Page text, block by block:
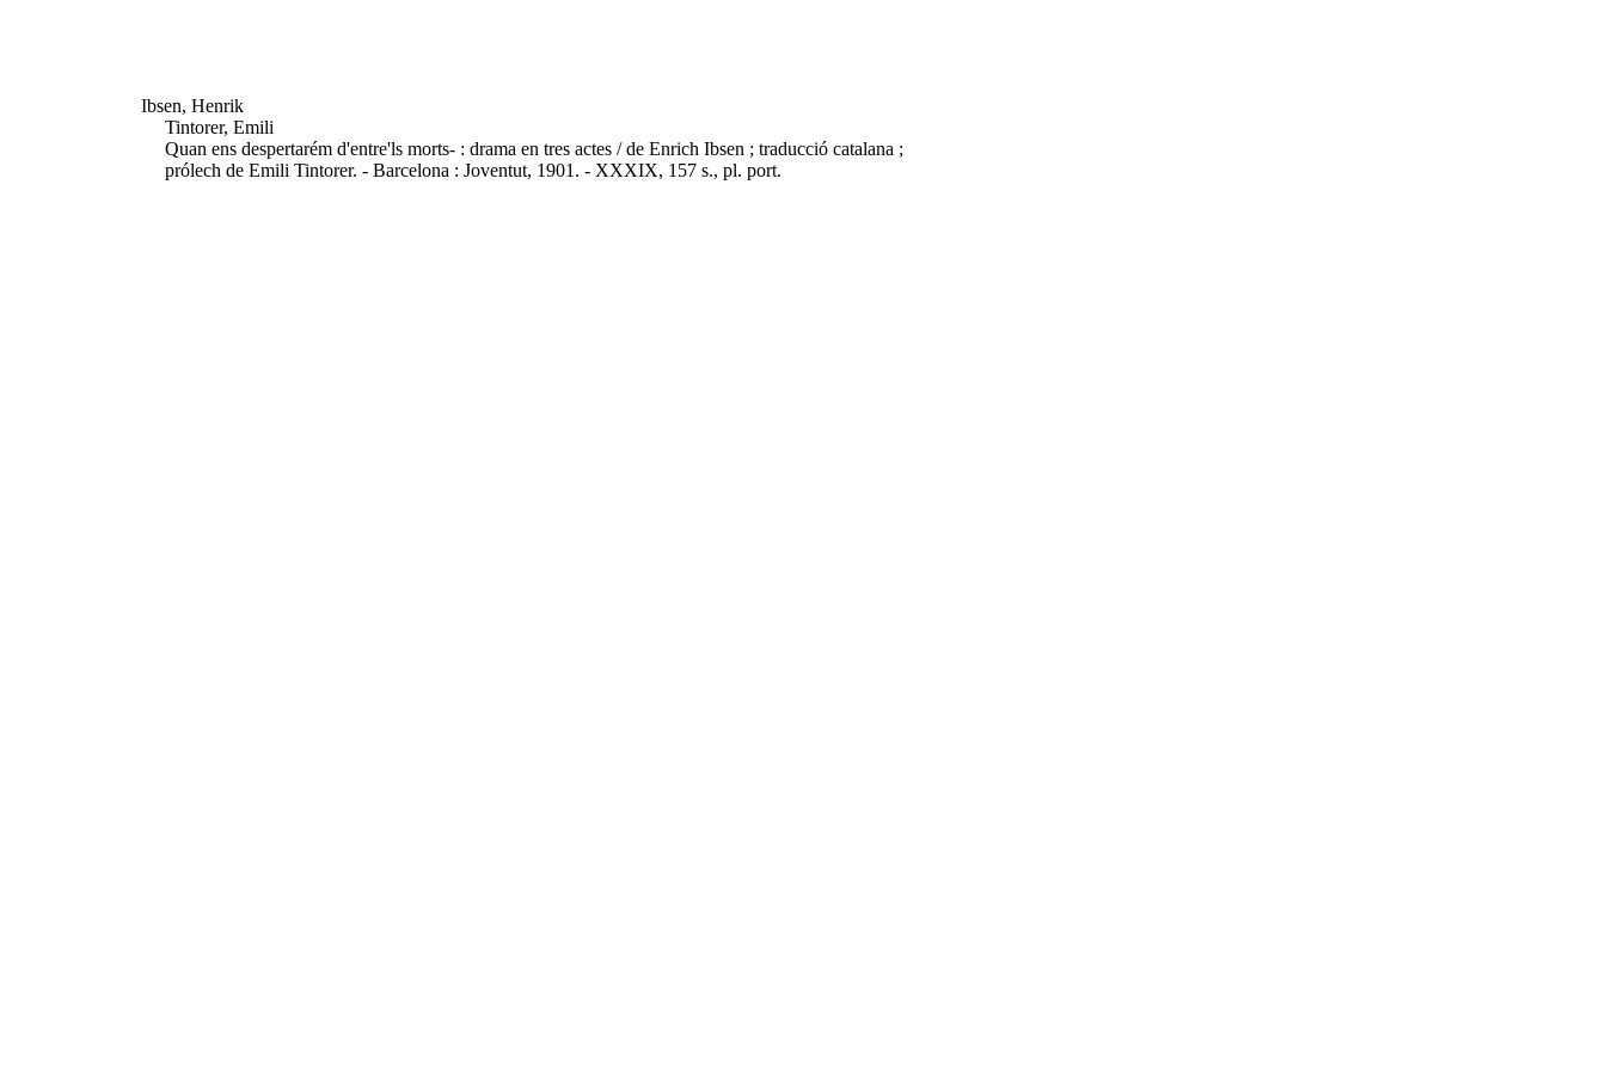
Ibsen, Henrik
Tintorer, Emili
Quan ens despertarém d'entre'ls morts- : drama en tres actes / de Enrich Ibsen ; traducció catalana ;
prólech de Emili Tintorer. - Barcelona : Joventut, 1901. - XXXIX, 157 s., pl. port.